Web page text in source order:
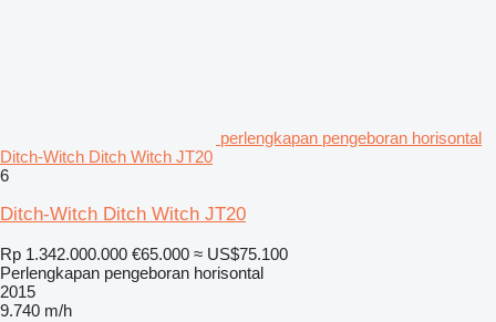
perlengkapan pengeboran horisontal
Ditch-Witch Ditch Witch JT20
6
Ditch-Witch Ditch Witch JT20
Rp 1.342.000.000 €65.000 ≈ US$75.100
Perlengkapan pengeboran horisontal
2015
9.740 m/h